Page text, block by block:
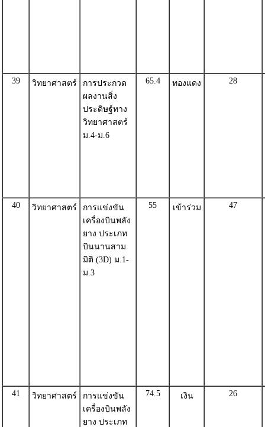
39 วิทยาศาสตร์
การประกวด
ผลงานสิ่ง
ประดิษฐ์ทาง
วิทยาศาสตร์
ม.4-ม.6
65.4 ทองแดง 28
40 วิทยาศาสตร์
การแข่งขัน
เครื่องบินพลัง
ยาง ประเภท
บินนานสาม
มิติ (3D) ม.1-
ม.3
55 เข้าร่วม 47
41 วิทยาศาสตร์
การแข่งขัน
เครื่องบินพลัง
ยาง ประเภท
74.5 เงิน 26